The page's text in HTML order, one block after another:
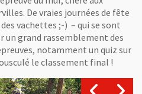
De vraies journées de fête
vachettes ;-) – qui se sont
un grand rassemblement des
notamment un quiz sur
le classement final !